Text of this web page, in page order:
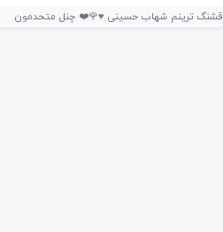
قشنگ ترینم شهاب حسینی ♥️🌹❤️ چنل متحدمون